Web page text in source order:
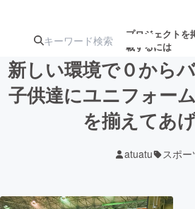
プロジェクトを
載するには
注目のリ 注目の新着プロ募集
ロジ
新しい環境で０から
子供達にユニフォー
を揃えてあ
atuatu スポー